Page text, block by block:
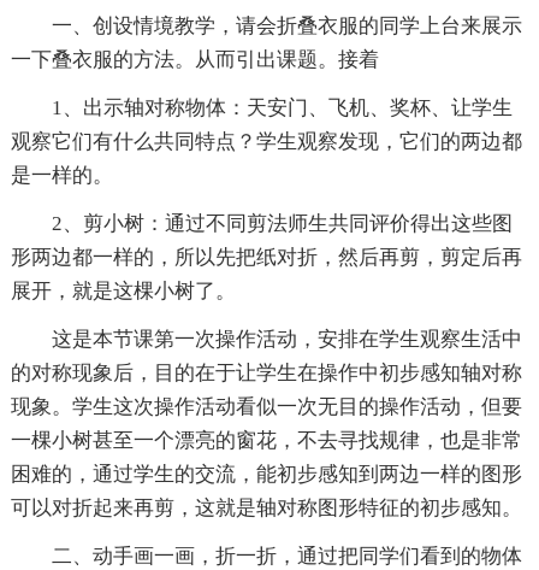
一、创设情境教学，请会折叠衣服的同学上台来展示
一下叠衣服的方法。从而引出课题。接着
1、出示轴对称物体：天安门、飞机、奖杯、让学生
观察它们有什么共同特点？学生观察发现，它们的两边都
是一样的。
2、剪小树：通过不同剪法师生共同评价得出这些图
形两边都一样的，所以先把纸对折，然后再剪，剪定后再
展开，就是这棵小树了。
这是本节课第一次操作活动，安排在学生观察生活中
的对称现象后，目的在于让学生在操作中初步感知轴对称
现象。学生这次操作活动看似一次无目的操作活动，但要
一棵小树甚至一个漂亮的窗花，不去寻找规律，也是非常
困难的，通过学生的交流，能初步感知到两边一样的图形
可以对折起来再剪，这就是轴对称图形特征的初步感知。
二、动手画一画，折一折，通过把同学们看到的物体